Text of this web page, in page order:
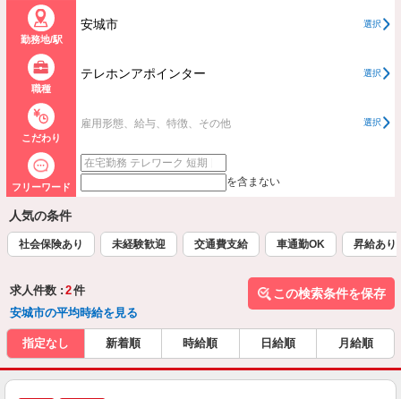
勤務地/駅
安城市 選択
職種
テレホンアポインター 選択
こだわり
雇用形態、給与、特徴、その他 選択
フリーワード を含まない
人気の条件
社会保険あり 未経験歓迎 交通費支給 車通勤OK 昇給あり
求人件数 : 2件
安城市の平均時給を見る
この検索条件を保存
指定なし 新着順 時給順 日給順 月給順